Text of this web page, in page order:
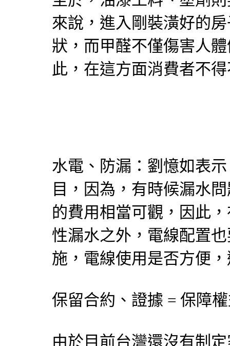
來說，進入剛裝潢好的
狀，而甲醛不僅傷害人
此，在這方面消費者不
水電、防漏：劉憶如表
目，因為，有時候漏水
的費用相當可觀，因此
性漏水之外，電線配置
施，電線使用是否方便
保留合約、證據 = 保障
由於目前台灣還沒有制